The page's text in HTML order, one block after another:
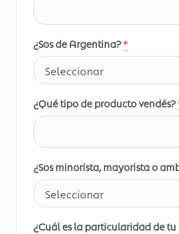
¿Sos de Argentina?*
¿Qué tipo de producto vendés?
¿Sos minorista, mayorista o
¿Cuál es la particularidad de